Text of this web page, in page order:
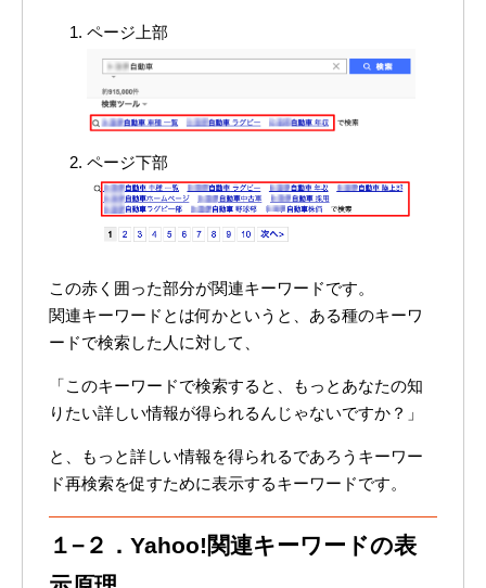
ページ上部
ページ下部
この赤く囲った部分が関連キーワードです。
関連キーワードとは何かというと、ある種のキーワ
ードで検索した人に対して、
「このキーワードで検索すると、もっとあなたの知
りたい詳しい情報が得られるんじゃないですか？」
と、もっと詳しい情報を得られるであろうキーワー
ド再検索を促すために表示するキーワードです。
１−２．Yahoo!関連キーワードの表